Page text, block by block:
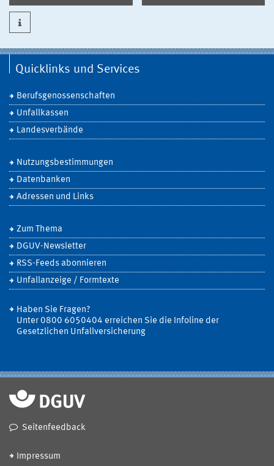
Quicklinks und Services
Berufsgenossenschaften
Unfallkassen
Landesverbände
Nutzungsbestimmungen
Datenbanken
Adressen und Links
Zum Thema
DGUV-Newsletter
RSS-Feeds abonnieren
Unfallanzeige / Formtexte
Haben Sie Fragen?
Unter 0800 6050404 erreichen Sie die Infoline der
Gesetzlichen Unfallversicherung
Seitenfeedback
Impressum